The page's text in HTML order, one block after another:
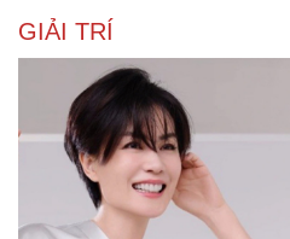
GIẢI TRÍ